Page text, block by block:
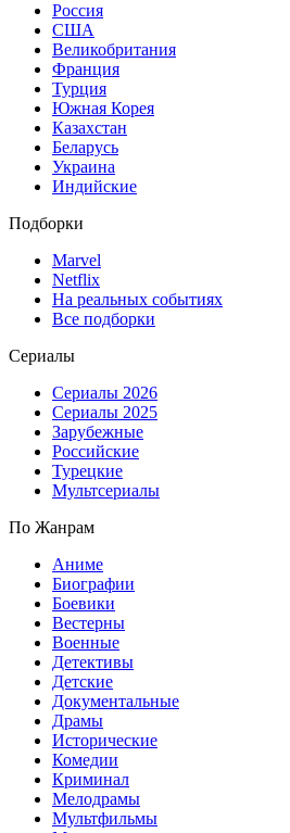
Россия
США
Великобритания
Франция
Турция
Южная Корея
Казахстан
Беларусь
Украина
Индийские
Подборки
Marvel
Netflix
На реальных событиях
Все подборки
Сериалы
Сериалы 2026
Сериалы 2025
Зарубежные
Российские
Турецкие
Мультсериалы
По Жанрам
Аниме
Биографии
Боевики
Вестерны
Военные
Детективы
Детские
Документальные
Драмы
Исторические
Комедии
Криминал
Мелодрамы
Мультфильмы